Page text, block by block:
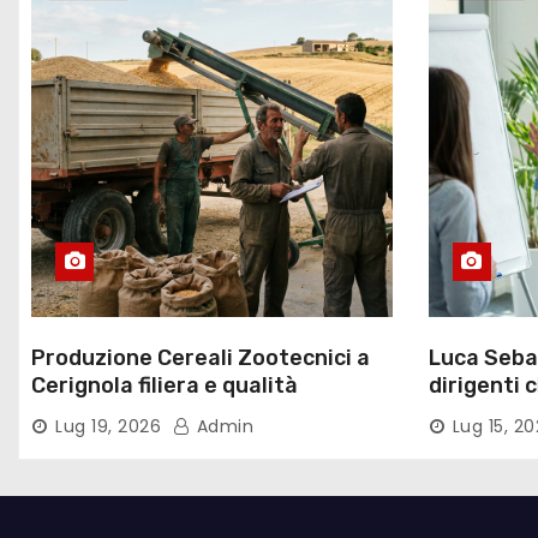
t
i
c
o
l
i
Produzione Cereali Zootecnici a
Cerignola filiera e qualità
Lug 19, 2026 Admin
Luca
dirigenti
Lug 15,